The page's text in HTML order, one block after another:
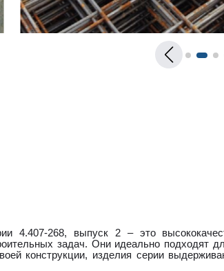
4.407-268, выпуск 2 – это
задач. Они идеально
конструкции, изделия серии